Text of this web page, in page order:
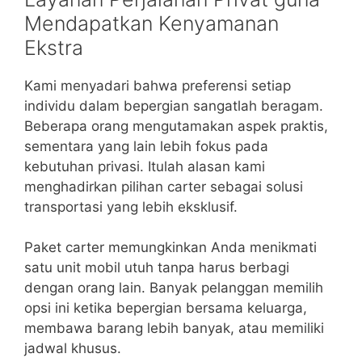
Mendapatkan Kenyamanan
Ekstra
Kami menyadari bahwa preferensi setiap
individu dalam bepergian sangatlah beragam.
Beberapa orang mengutamakan aspek praktis,
sementara yang lain lebih fokus pada
kebutuhan privasi. Itulah alasan kami
menghadirkan pilihan carter sebagai solusi
transportasi yang lebih eksklusif.
Paket carter memungkinkan Anda menikmati
satu unit mobil utuh tanpa harus berbagi
dengan orang lain. Banyak pelanggan memilih
opsi ini ketika bepergian bersama keluarga,
membawa barang lebih banyak, atau memiliki
jadwal khusus.